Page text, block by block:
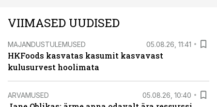
VIIMASED UUDISED
MAJANDUSTULEMUSED 05.08.26, 11:41
HKFoods kasvatas kasumit kasvavast
kulusurvest hoolimata
ARVAMUSED 05.08.26, 10:40